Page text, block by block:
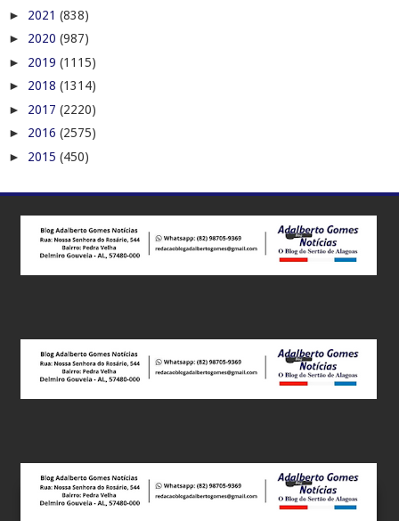
Este site utiliza cookies para melhorar sua experiência e
► 2021 (838)
► 2020 (987)
► 2019 (1115)
► 2018 (1314)
► 2017 (2220)
► 2016 (2575)
► 2015 (450)